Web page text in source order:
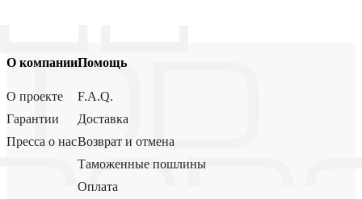
О компании
О проекте
Гарантии
Пресса о нас
Помощь
F.A.Q.
Доставка
Возврат и отмена
Таможенные пошлины
Оплата